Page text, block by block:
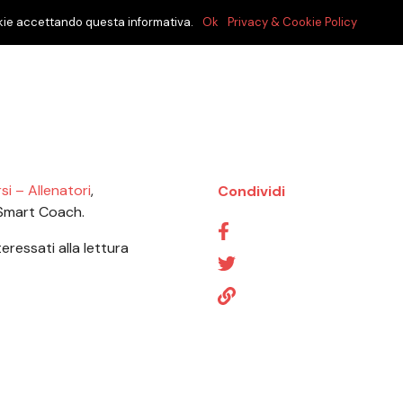
– Allenatori,
Coach.
alla lettura
Condividi
accettando questa informativa. Ok Privacy & Cookie Policy